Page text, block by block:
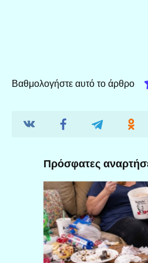
Βαθμολογήστε αυτό το άρθρο
Πρόσφατες